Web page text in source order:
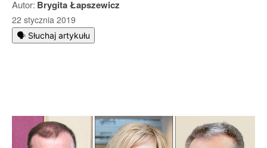
Autor: Brygita Łapszewicz
22 stycznia 2019
🗣️ Słuchaj artykułu